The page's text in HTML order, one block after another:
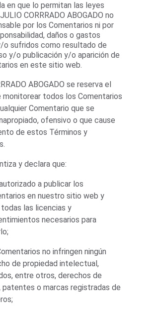
en que lo permitan las leyes
CORRRADO ABOGADO no
por los Comentarios ni por
daños o gastos
o sufridos como resultado de
y/o publicación y/o aparición de
en este sitio web.
ABOGADO se reserva el
monitorear todos los Comentarios
Comentario que se
ofensivo o que cause
de estos Términos y
y declara que:
a publicar los
en nuestro sitio web y
las licencias y
necesarios para
no infringen ningún
de propiedad intelectual,
entre otros, derechos de
patentes o marcas registradas de